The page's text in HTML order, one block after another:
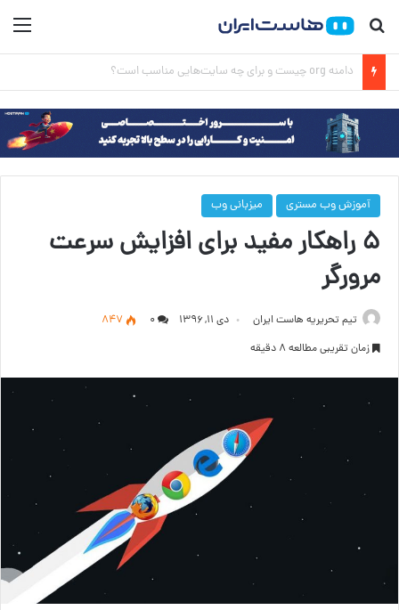
جستجو برای
آدرس ip چیست؟ آموزش کامل IP به زبان ساده
آموزش وب مستری میزبانی وب
۵ راهکار مفید برای افزایش سرعت
مرورگر
تیم تحریریه هاست ایران دی ۱۱, ۱۳۹۶ ۰
847
زمان تقریبی مطالعه 8 دقیقه